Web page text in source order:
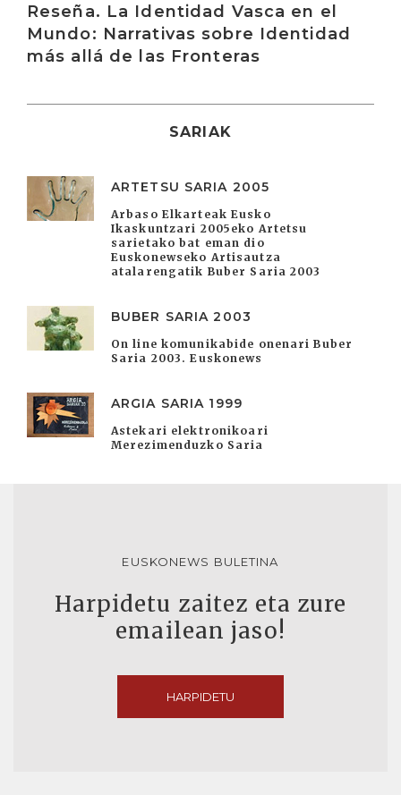
Reseña. La Identidad Vasca en el
Mundo: Narrativas sobre Identidad
más allá de las Fronteras
SARIAK
ARTETSU SARIA 2005
Arbaso Elkarteak Eusko
Ikaskuntzari 2005eko Artetsu
sarietako bat eman dio
Euskonewseko Artisautza
atalarengatik Buber Saria 2003
BUBER SARIA 2003
On line komunikabide onenari Buber
Saria 2003. Euskonews
ARGIA SARIA 1999
Astekari elektronikoari
Merezimenduzko Saria
EUSKONEWS BULETINA
Harpidetu zaitez eta zure
emailean jaso!
HARPIDETU